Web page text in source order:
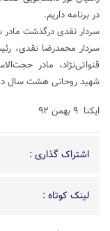
در برنامه داریم.
سردار نقدی درگذشت
سردار محمدرضا نقدی،
قنواتی‌نژاد، مادر
شهید روحانی هشت سال
ایکنا ۹ بهمن ۹۲
اشتراک گذاری :
لینک کوتاه :